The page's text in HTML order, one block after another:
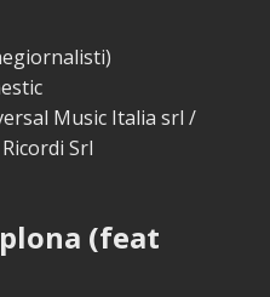
Music Italia srl /
Srl
(feat